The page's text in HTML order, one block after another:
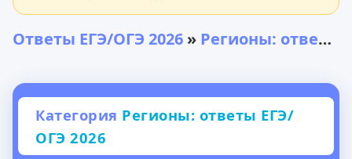
Ответы ЕГЭ/ОГЭ 2026 » Регионы: ответы ЕГЭ/ОГЭ 2026
Категория Регионы: ответы ЕГЭ/
ОГЭ 2026